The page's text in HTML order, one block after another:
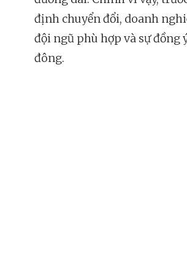
định chuyển đổi, doanh
đội ngũ phù hợp và sự đồng
đông.